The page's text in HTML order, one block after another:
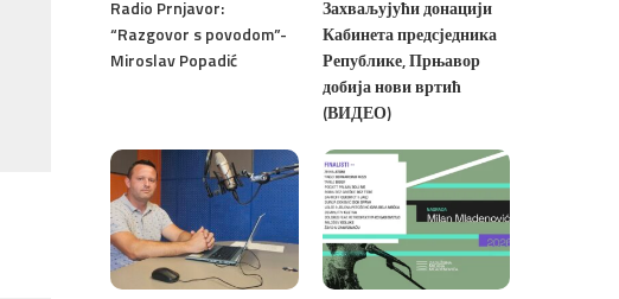
Radio Prnjavor:
“Razgovor s povodom”-
Miroslav Popadić
Захваљујући донацији
Кабинета предсједника
Републике, Прњавор
добија нови вртић
(ВИДЕО)